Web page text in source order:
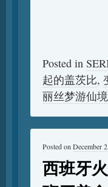
Posted in
起的盖茨比,
丽丝梦游仙境
西班牙
Posted on December